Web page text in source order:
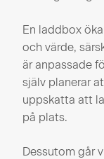
En laddbox
och värde,
är anpassade
själv planerar
uppskatta att
på plats.
Dessutom går